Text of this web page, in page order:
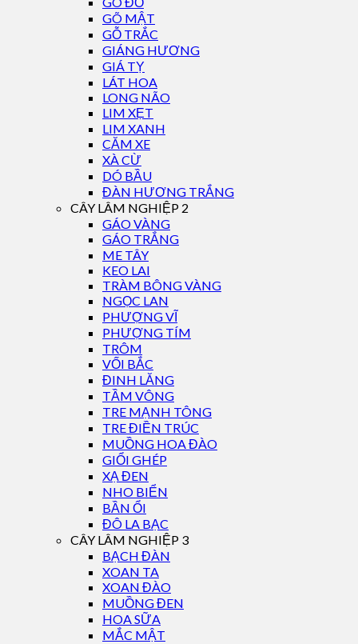
GÕ MẬT
GỖ TRẮC
GIÁNG HƯƠNG
GIÁ TỴ
LÁT HOA
LONG NÃO
LIM XẸT
LIM XANH
CĂM XE
XÀ CỪ
DÓ BẦU
ĐÀN HƯƠNG TRẮNG
CÂY LÂM NGHIỆP 2
GÁO VÀNG
GÁO TRẮNG
ME TÂY
KEO LAI
TRÀM BÔNG VÀNG
NGỌC LAN
PHƯỢNG VĨ
PHƯỢNG TÍM
TRÔM
VỐI BẮC
ĐINH LĂNG
TẦM VÔNG
TRE MẠNH TÔNG
TRE ĐIỀN TRÚC
MUỒNG HOA ĐÀO
GIỔI GHÉP
XẠ ĐEN
NHO BIỂN
BẦN ỔI
ĐÔ LA BẠC
CÂY LÂM NGHIỆP 3
BẠCH ĐÀN
XOAN TA
XOAN ĐÀO
MUỒNG ĐEN
HOA SỮA
MẮC MẬT